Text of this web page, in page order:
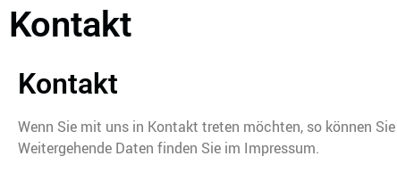
Kontakt
Kontakt
Wenn Sie mit uns in Kontakt treten möchten, so können
Weitergehende Daten finden Sie im Impressum.